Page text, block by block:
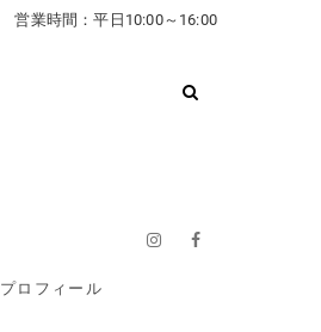
営業時間：平日10:00～16:00
InstagramFacebook
プロフィール